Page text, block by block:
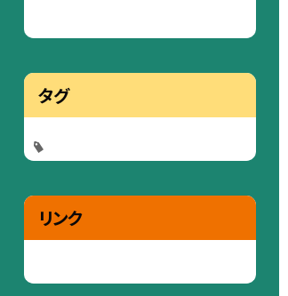
タグ
リンク